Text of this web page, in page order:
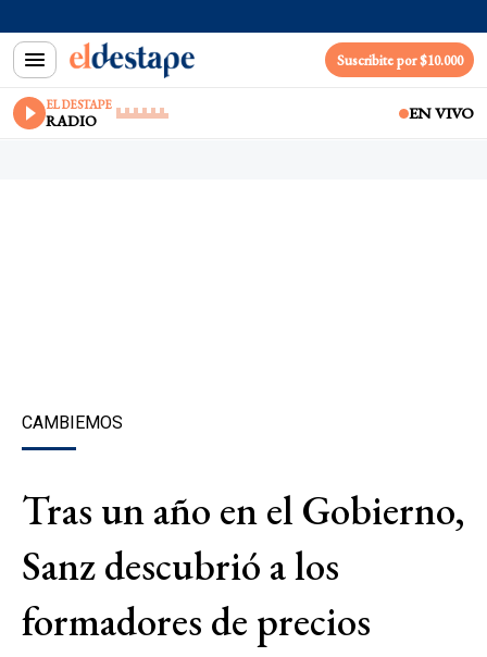
Suscribite por $10.000
EL DESTAPE
RADIO EN VIVO
CAMBIEMOS
Tras un año en el Gobierno,
Sanz descubrió a los
formadores de precios